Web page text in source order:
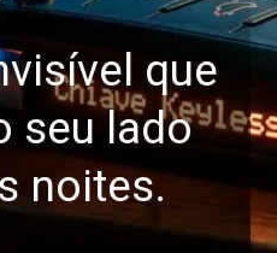
que
seu lado
noites.